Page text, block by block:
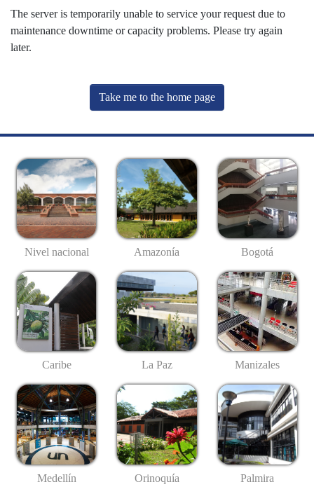
The server is temporarily unable to service your request due to
maintenance downtime or capacity problems. Please try again
later.
Take me to the home page
Nivel nacional Amazonía Bogotá
Caribe La Paz Manizales
Medellín Orinoquía Palmira